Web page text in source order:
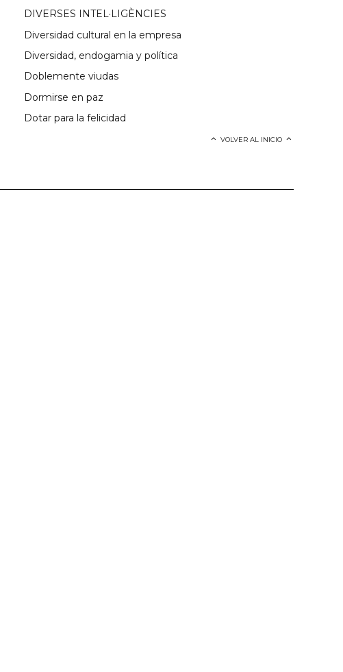
DIVERSES INTEL·LIGÈNCIES
Diversidad cultural en la empresa
Diversidad, endogamia y política
Doblemente viudas
Dormirse en paz
Dotar para la felicidad
VOLVER AL INICIO